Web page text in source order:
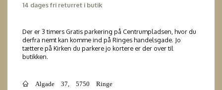
14 dages fri returret i butik
Der er 3 timers Gratis parkering på Centrumpladsen, hvor du
derfra nemt kan komme ind på Ringes handelsgade. Jo
tættere på Kirken du parkere jo kortere er der over til
butikken.
Algade 37, 5750 Ringe